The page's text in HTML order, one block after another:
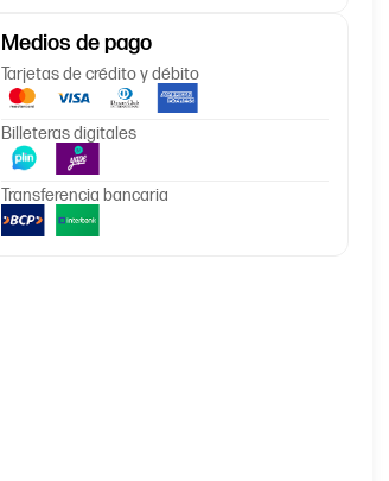
Medios de pago
Tarjetas de crédito y débito
Billeteras digitales
Transferencia bancaria